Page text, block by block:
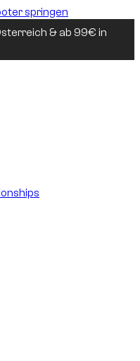
springen
& ab 99€ in